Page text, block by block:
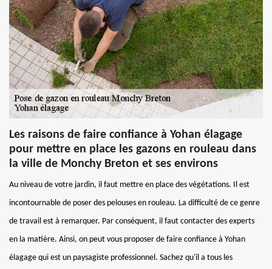
Les raisons de faire confiance à Yohan élagage
pour mettre en place les gazons en rouleau dans
la ville de Monchy Breton et ses environs
Au niveau de votre jardin, il faut mettre en place des végétations. Il est
incontournable de poser des pelouses en rouleau. La difficulté de ce genre
de travail est à remarquer. Par conséquent, il faut contacter des experts
en la matière. Ainsi, on peut vous proposer de faire confiance à Yohan
élagage qui est un paysagiste professionnel. Sachez qu'il a tous les